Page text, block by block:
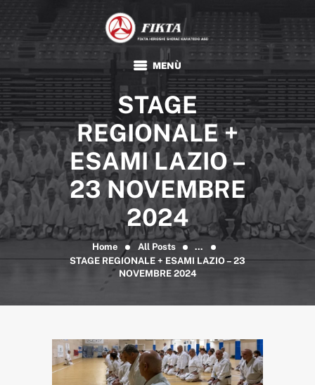
STAGE
REGIONALE +
ESAMI LAZIO –
23 NOVEMBRE
2024
Home All Posts
...
STAGE REGIONALE + ESAMI LAZIO – 23
NOVEMBRE 2024
FIKTA
Associazione Sportiva Dilettantistica
HOME
KARATE
TRADIZIONALE
FIKTA
EVENTI E NEWS
FORMAZIONE
DOCUMENTI